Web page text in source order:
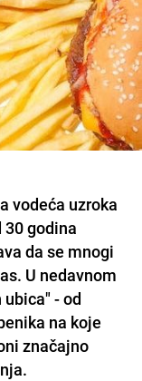
vodeća uzroka
godina
da se mnogi
U nedavnom
- od
na koje
značajno